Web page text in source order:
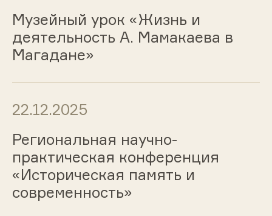
Музейный урок «Жизнь и
деятельность А. Мамакаева в
Магадане»
22.12.2025
Региональная научно-
практическая конференция
«Историческая память и
современность»